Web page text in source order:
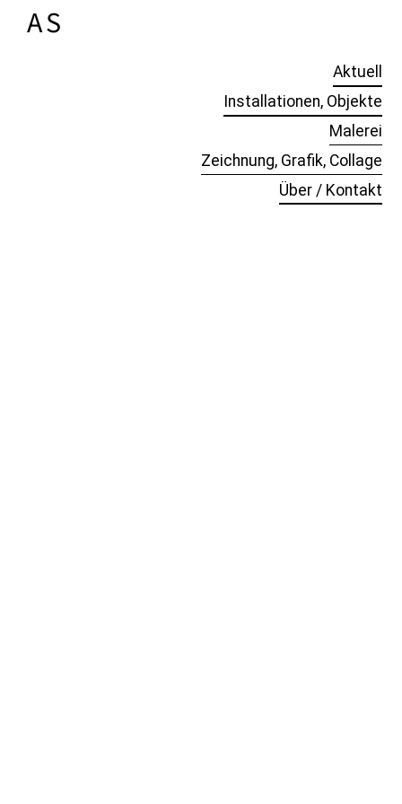
ANTJE
S
Aktuell
Installationen, Objekte
Malerei
Zeichnung, Grafik, Collage
Über / Kontakt